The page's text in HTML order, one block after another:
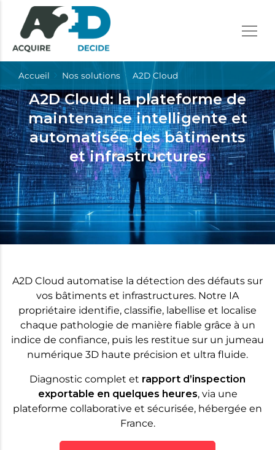
Accueil Nos solutions A2D Cloud
A2D Cloud: la plateforme de
maintenance intelligente et
automatisée des bâtiments
et infrastructures
A2D Cloud automatise la détection des défauts sur
vos bâtiments et infrastructures. Notre IA
propriétaire identifie, classifie, labellise et localise
chaque pathologie de manière fiable grâce à un
indice de confiance, puis les restitue sur un jumeau
numérique 3D haute précision et ultra fluide.
Diagnostic complet et rapport d’inspection
exportable en quelques heures, via une
plateforme collaborative et sécurisée, hébergée en
France.